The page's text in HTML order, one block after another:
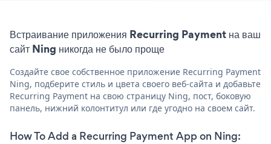
Встраивание приложения Recurring Payment на ваш
сайт Ning никогда не было проще
Создайте свое собственное приложение Recurring Payment
Ning, подберите стиль и цвета своего веб-сайта и добавьте
Recurring Payment на свою страницу Ning, пост, боковую
панель, нижний колонтитул или где угодно на своем сайт.
How To Add a Recurring Payment App on Ning: